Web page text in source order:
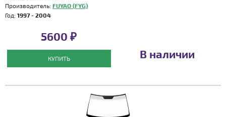
Производитель: FUYAO (FYG)
Год: 1997 - 2004
5600 ₽
КУПИТЬ В наличии